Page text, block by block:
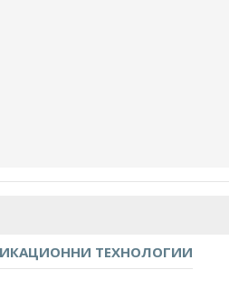
ТЕХНОЛОГИИ